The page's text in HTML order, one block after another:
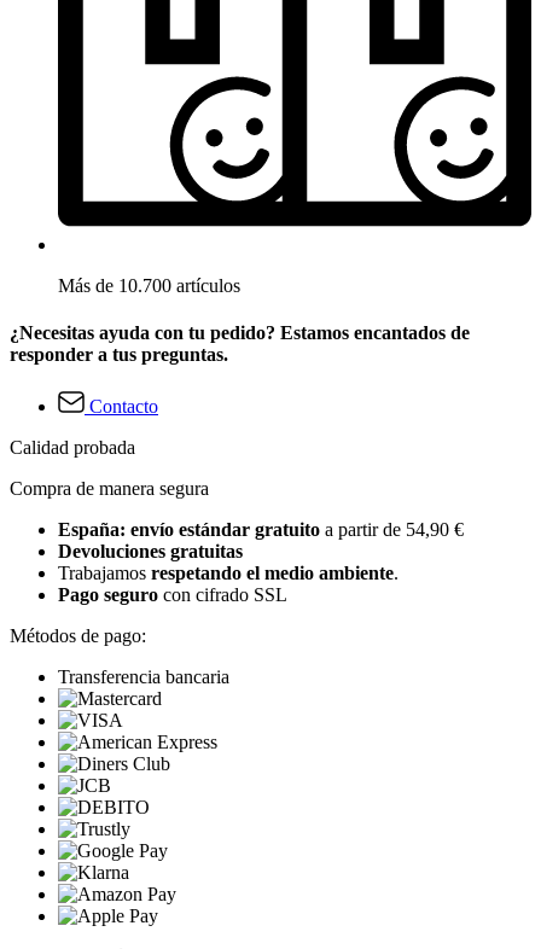
Más de 10.700 artículos
¿Necesitas ayuda con tu pedido? Estamos encantados de
responder a tus preguntas.
Contacto
Calidad probada
Compra de manera segura
España: envío estándar gratuito a partir de 54,90 €
Devoluciones gratuitas
Trabajamos respetando el medio ambiente.
Pago seguro con cifrado SSL
Métodos de pago:
Transferencia bancaria